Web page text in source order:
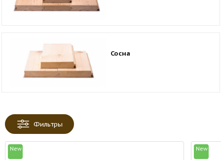
Сосна
Фильтры
New New